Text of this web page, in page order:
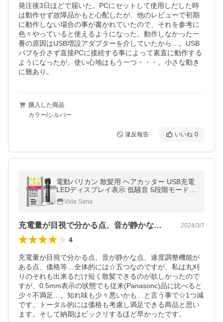
発注後3日ほどで届いた。PCにセットして使用しだした時
は動作せず故障品かもと心配したが、他のレビューで初期
に動作しない場合の事が書かれていたので、それを参考に
色々やっていると使えるようになった。動作しなかった一
番の原因はUSB増設アダプターを介していたから…。USB
バブを介さず直接PCに接続する事によって素直に動作する
ようになったが、使い心地はもう一つ・・・。小さな動き
に難あり。
購入した商品
カラー/シルバー
違反報告 いいね 0
電動バリカン 散髪用 ヘアカッター USB充電
LEDディスプレイ表示 低騒音 5段階モード
防水 切れ味抜群 アタッチメント付き プロ仕
様Vida Sana
充電量が目視で分かる点、音が静かな点、… 2024/3/7
4
充電量が目視で分かる点、音が静かな点、速度調整機能が
ある点、価格等…全体的には☆五つなのですが、私は丸刈
りのそれも出来るだけ短く散髪できるのが欲しかったので
すが、0.5mm表示の状態でも従来(Panasonc)品に比べると
少々不満足…。知れ味も少々悪いかも…と言う事で☆1つ減
です。トータル的には価格も考慮し満足できる商品と思い
ます。そして納期はビックリするほど早かったです。